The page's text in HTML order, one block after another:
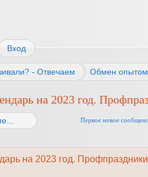
Вход
- Отвечаем Обмен опытом
на 2023 год.
Первое новое
на 2023 год.